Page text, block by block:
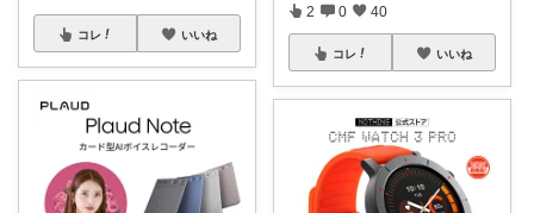
コレ いいね
2 0 40
コレ いいね